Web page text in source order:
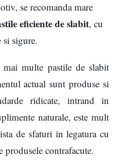
se recomanda mare
eficiente de slabit, cu
sigure.
multe pastile de slabit
actual sunt produse si
ridicate, intrand in
naturale, este mult
de sfaturi in legatura cu
contrafacute.